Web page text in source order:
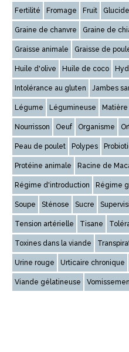
Fertilité Fromage Fruit Glucide
Graine de chanvre Graine de
Graisse animale Graisse de
Huile d'olive Huile de coco
Intolérance au gluten Jambes
Légume Légumineuse Matière
Nourrisson Oeuf Organisme
Peau de poulet Polypes
Protéine animale Racine de
Régime d'introduction Régime
Soupe Sténose Sucre
Tension artérielle Tisane
Toxines dans la viande
Urine rouge Urticaire chronique
Viande gélatineuse